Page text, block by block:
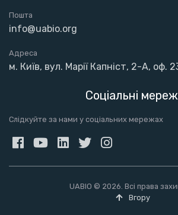
Пошта
info@uabio.org
Адреса
м. Київ, вул. Марії Капніст, 2-А, оф.
Соціальні
Слідкуйте за нами у соціальних мережах
UABIO © 2026. Всі права
Вгору